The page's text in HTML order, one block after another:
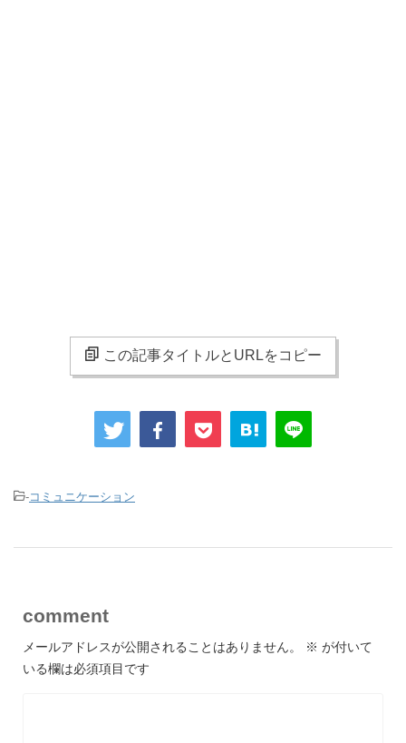
この記事タイトルとURLをコピー
-コミュニケーション
comment
メールアドレスが公開されることはありません。 ※ が付いて
いる欄は必須項目です